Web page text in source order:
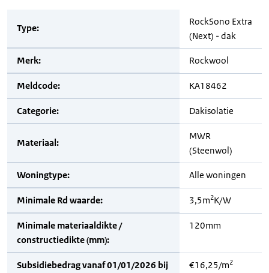
Type:
RockSono Extra
(Next) - dak
Merk: Rockwool
Meldcode: KA18462
Categorie: Dakisolatie
Materiaal:
MWR
(Steenwol)
Woningtype: Alle woningen
Minimale Rd waarde: 3,5m2K/W
Minimale materiaaldikte /
constructiedikte (mm):
120mm
Subsidiebedrag vanaf 01/01/2026 bij
€16,25/m2